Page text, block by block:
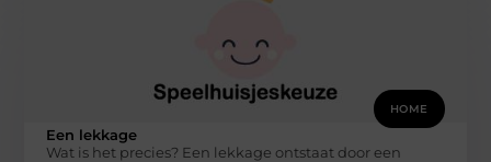
HOME
Een lekkage
Wat is het precies? Een lekkage ontstaat door een